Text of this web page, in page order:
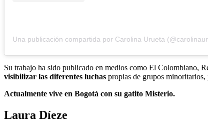
Una publicación compartida por Carolina Urueta
Su trabajo ha sido publicado en medios como El Colombiano,
visibilizar las diferentes luchas propias de grupos
Actualmente vive en Bogotá con su gatito Misterio.
Laura Díeze